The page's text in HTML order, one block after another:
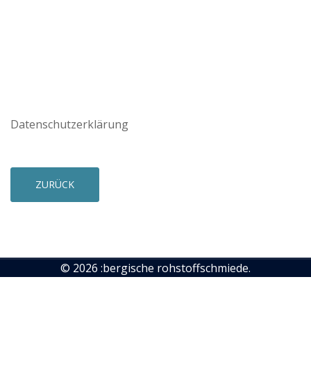
Datenschutzerklärung
ZURÜCK
© 2026 :bergische rohstoffschmiede.